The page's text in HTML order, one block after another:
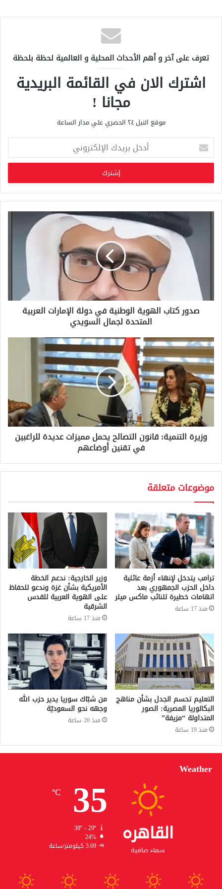
تعرف على آخر و أهم الأحداث المحلية و العالمية لحظة بلحظة
اشترك الان في القائمة البريدية
مجانا !
موقع النيل ٢٤ الحصري علي مدار الساعة
خ
ب
ر
ي
ر
صدور كتاب الهوية الوطنية في دولة الإمارات العربية
المتحدة لجمال السويدي
وزيرة التنمية: قانون التصالح يحمل مميزات عديدة للراغبين
في تقنين أوضاعهم
موضوعات متعلقة
ترامب يتدخل لإنهاء أزمة عائلية
داخل الحزب الجمهوري بعد
اتهامات خطيرة للنائب ماكس ميلر
منذ 17 ساعة
وزير الخارجية: ندعم الخطة
الأمريكية بشأن غزة وندعو للحفاظ
على الهوية العربية للقدس
الشرقية
منذ 17 ساعة
التعليم تحسم الجدل بشأن مناهج
البكالوريا المصرية: الصور
المتداولة “مزيفة”
منذ 19 ساعة
من شبّاك سوريا يدير حزب الله
وجهه نحو السعوديّة
منذ 20 ساعة
Weather
القاهره
سماء صافية
35
℃
38º - 29º
24%
3.69 كيلومتر/ساعة